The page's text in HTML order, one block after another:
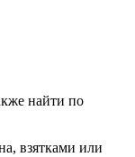
найти по
взятками или